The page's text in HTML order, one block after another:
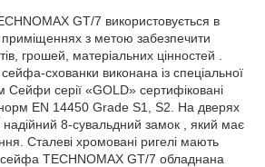
GТ/7 використовується в
з метою забезпечити
грошей, матеріальних цінностей .
схованки виконана із спеціальної
Сейфи серії «GOLD» сертифіковані
норм EN 14450 Grade S1, S2. На дверях
8-сувальдний замок , який має
Сталеві хромовані ригелі мають
TECHNOMAX GТ/7 обладнана